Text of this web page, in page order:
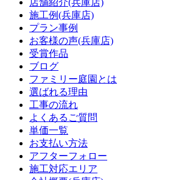
店舗紹介(兵庫店)
施工例(兵庫店)
プラン事例
お客様の声(兵庫店)
受賞作品
ブログ
ファミリー庭園とは
選ばれる理由
工事の流れ
よくあるご質問
単価一覧
お支払い方法
アフターフォロー
施工対応エリア